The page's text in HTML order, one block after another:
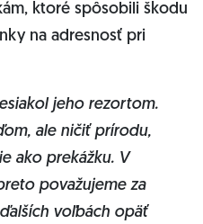
ktoré spôsobili škodu
na adresnosť pri
jeho rezortom.
ale ničiť prírodu,
ako prekážku. V
považujeme za
voľbách opäť